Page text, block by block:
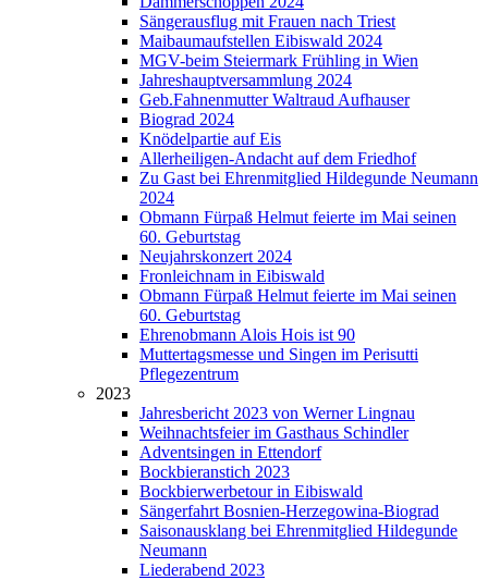
Sängerausflug mit Frauen nach Triest
Maibaumaufstellen Eibiswald 2024
MGV-beim Steiermark Frühling in Wien
Jahreshauptversammlung 2024
Geb.Fahnenmutter Waltraud Aufhauser
Biograd 2024
Knödelpartie auf Eis
Allerheiligen-Andacht auf dem Friedhof
Zu Gast bei Ehrenmitglied Hildegunde Neumann
2024
Obmann Fürpaß Helmut feierte im Mai seinen
60. Geburtstag
Neujahrskonzert 2024
Fronleichnam in Eibiswald
Obmann Fürpaß Helmut feierte im Mai seinen
60. Geburtstag
Ehrenobmann Alois Hois ist 90
Muttertagsmesse und Singen im Perisutti
Pflegezentrum
2023
Jahresbericht 2023 von Werner Lingnau
Weihnachtsfeier im Gasthaus Schindler
Adventsingen in Ettendorf
Bockbieranstich 2023
Bockbierwerbetour in Eibiswald
Sängerfahrt Bosnien-Herzegowina-Biograd
Saisonausklang bei Ehrenmitglied Hildegunde
Neumann
Liederabend 2023